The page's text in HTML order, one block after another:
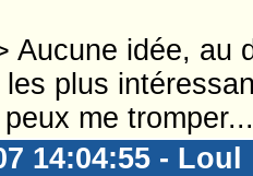
Aucune idée, au
plus
me tromper...
14:04:55 - Loul